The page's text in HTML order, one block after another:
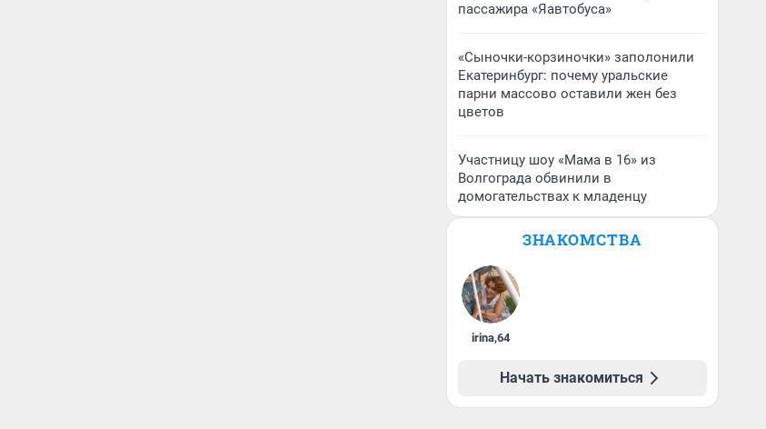
пассажира «Яавтобуса»
«Сыночки-корзиночки» заполонили
Екатеринбург: почему уральские
парни массово оставили жен без
цветов
Участницу шоу «Мама в 16» из
Волгограда обвинили в
домогательствах к младенцу
ЗНАКОМСТВА
irina,64
Начать знакомиться